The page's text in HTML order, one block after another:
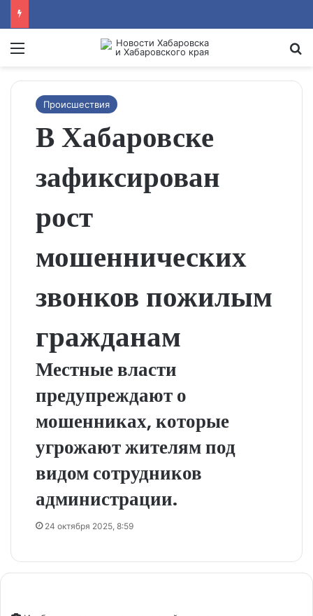
Menu
Происшествия
В Хабаровске
зафиксирован
рост
мошеннических
звонков пожилым
гражданам
Местные власти
предупреждают о
мошенниках, которые
угрожают жителям под
видом сотрудников
администрации.
24 октября 2025, 8:59